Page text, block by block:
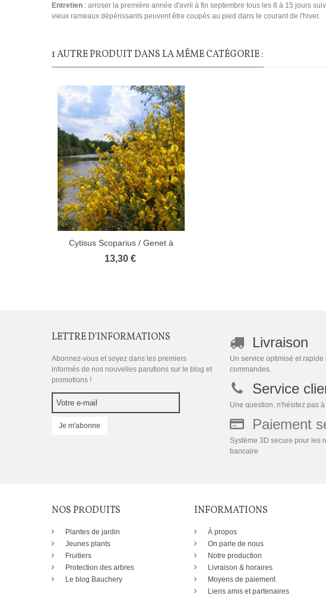
Entretien : arroser la première année d'avril à fin septembre tous les 8 à 15 jours
vieux rameaux dépérissants peuvent être coupés au pied dans le courant de l'hiver.
1 AUTRE PRODUIT DANS LA MÊME CATÉGORIE :
Cytisus Scoparius / Genet à
Balais
13,30 €
LETTRE D'INFORMATIONS
Abonnez-vous et soyez dans les premiers
informés de nos nouvelles parutions sur le blog et
promotions !
Je m'abonne
Livraison
Un service optimisé et rapide
commandes.
Service
Une question, n'hésitez pas
Paiement
Système 3D secure pour les
bancaire
NOS PRODUITS
Plantes de jardin
Jeunes plants
Fruitiers
Protection des arbres
Le blog Bauchery
INFORMATIONS
À propos
On parle de nous
Notre production
Livraison & horaires
Moyens de paiement
Liens amis et partenaires